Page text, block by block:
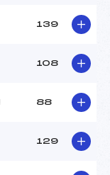
139
108
88
129